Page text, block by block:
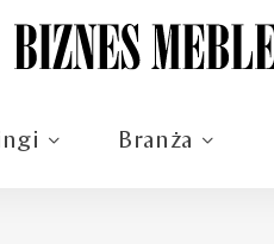
Branża